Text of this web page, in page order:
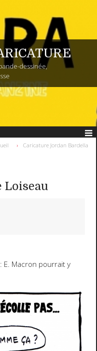
dessinée,
Caricature Jordan Bardella
Loiseau
E. Macron pourrait y